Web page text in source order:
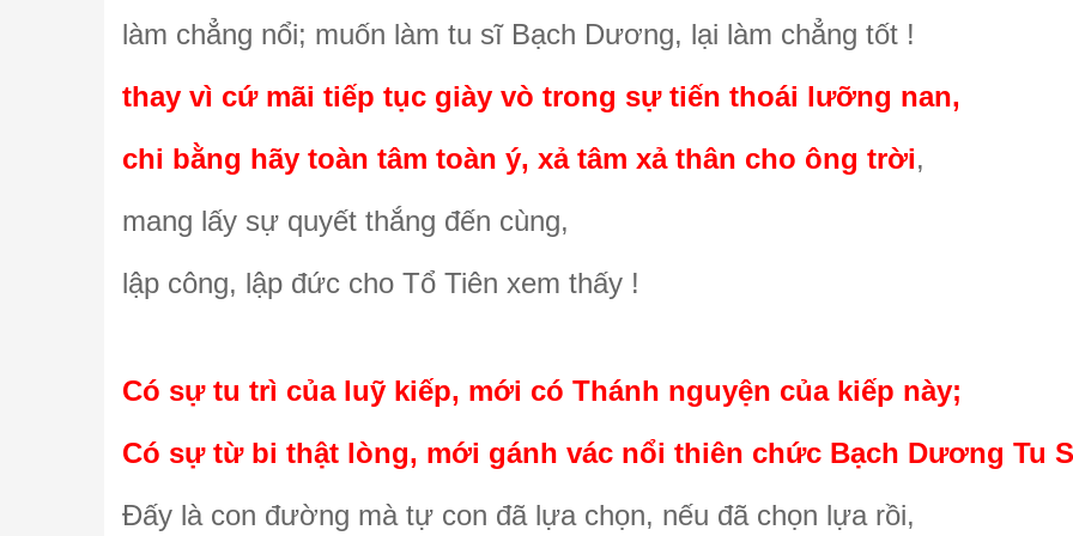
làm chẳng nổi; muốn làm tu sĩ Bạch Dương, lại làm chẳng tốt !
thay vì cứ mãi tiếp tục giày vò trong sự tiến thoái lưỡng nan,
chi bằng hãy toàn tâm toàn ý, xả tâm xả thân cho ông trời,
mang lấy sự quyết thắng đến cùng,
lập công, lập đức cho Tổ Tiên xem thấy !
Có sự tu trì của luỹ kiếp, mới có Thánh nguyện của kiếp này;
Có sự từ bi thật lòng, mới gánh vác nổi thiên chức Bạch Dương Tu
Đấy là con đường mà tự con đã lựa chọn, nếu đã chọn lựa rồi,